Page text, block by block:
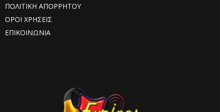
ΠΟΛΙΤΙΚΗ ΑΠΟΡΡΗΤΟΥ
ΟΡΟΙ ΧΡΗΣΕΙΣ
ΕΠΙΚΟΙΝΩΝΙΑ